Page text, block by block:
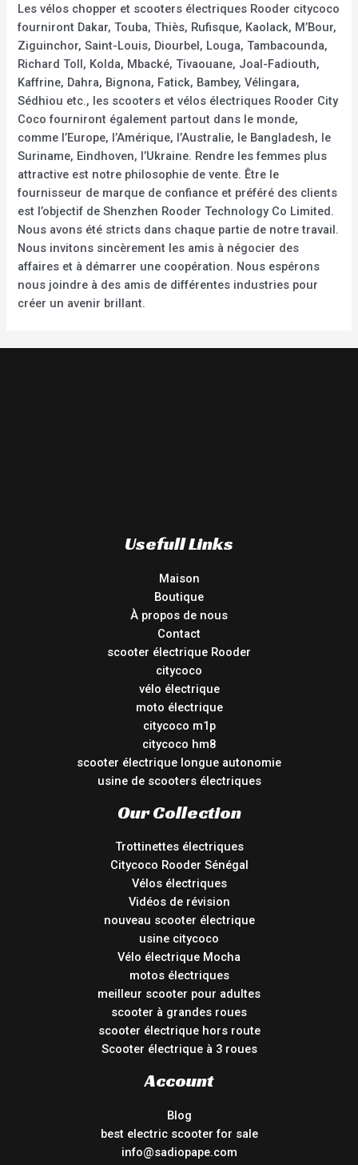
Les vélos chopper et scooters électriques Rooder citycoco
fourniront Dakar, Touba, Thiès, Rufisque, Kaolack, M’Bour,
Ziguinchor, Saint-Louis, Diourbel, Louga, Tambacounda,
Richard Toll, Kolda, Mbacké, Tivaouane, Joal-Fadiouth,
Kaffrine, Dahra, Bignona, Fatick, Bambey, Vélingara,
Sédhiou etc., les scooters et vélos électriques Rooder City
Coco fourniront également partout dans le monde,
comme l’Europe, l’Amérique, l’Australie, le Bangladesh, le
Suriname, Eindhoven, l’Ukraine. Rendre les femmes plus
attractive est notre philosophie de vente. Être le
fournisseur de marque de confiance et préféré des clients
est l’objectif de Shenzhen Rooder Technology Co Limited.
Nous avons été stricts dans chaque partie de notre travail.
Nous invitons sincèrement les amis à négocier des
affaires et à démarrer une coopération. Nous espérons
nous joindre à des amis de différentes industries pour
créer un avenir brillant.
Usefull Links
Maison
Boutique
À propos de nous
Contact
scooter électrique Rooder
citycoco
vélo électrique
moto électrique
citycoco m1p
citycoco hm8
scooter électrique longue autonomie
usine de scooters électriques
Our Collection
Trottinettes électriques
Citycoco Rooder Sénégal
Vélos électriques
Vidéos de révision
nouveau scooter électrique
usine citycoco
Vélo électrique Mocha
motos électriques
meilleur scooter pour adultes
scooter à grandes roues
scooter électrique hors route
Scooter électrique à 3 roues
Account
Blog
best electric scooter for sale
info@sadiopape.com